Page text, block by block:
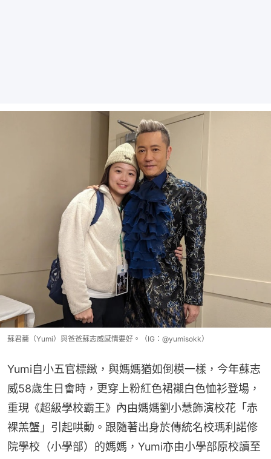
蘇君蕎（Yumi）與爸爸蘇志威感情要好。（IG：@yumisokk）
Yumi自小五官標緻，與媽媽猶如倒模一樣，今年蘇志
威58歲生日會時，更穿上粉紅色裙襯白色恤衫登場，
重現《超級學校霸王》內由媽媽劉小慧飾演校花「赤
裸羔蟹」引起哄動。跟隨著出身於傳統名校瑪利諾修
院學校（小學部）的媽媽，Yumi亦由小學部原校讀至